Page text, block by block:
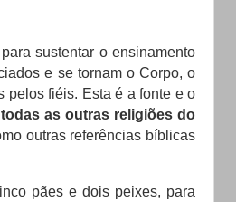
sustentar o ensinamento
e se tornam o Corpo, o
pelos fiéis. Esta é a fonte e o
as outras religiões do
outras referências bíblicas
pães e dois peixes, para